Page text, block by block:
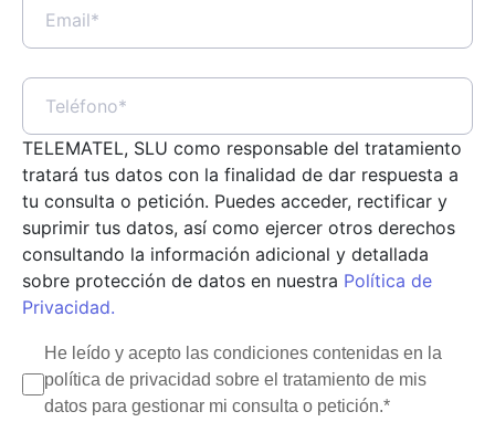
Ventajas de la transición de
BC3 a Excel
Tal y como hemos explicado, si bien BC3 es
una de las herramientas más usadas para
la creación de presupuestos, son muchos
quiénes prefieren una solución más
de BC3 a Excel.
Familiaridad general con el paquete
TELEMATEL, SLU como responsable del tratamiento
tratará tus datos con la finalidad de dar respuesta a
tu consulta o petición. Puedes acceder, rectificar y
suprimir tus datos, así como ejercer otros derechos
consultando la información adicional y detallada
sobre protección de datos en nuestra Política de
Privacidad.
He leído y acepto las condiciones contenidas en la
política de privacidad sobre el tratamiento de mis
datos para gestionar mi consulta o petición.*